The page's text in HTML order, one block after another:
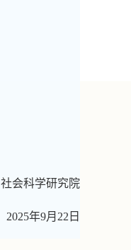
社会科学研究院
2025年9月 22 日